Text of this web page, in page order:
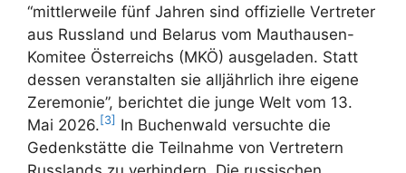
“mittlerweile fünf Jahren sind offizielle Vertreter
aus Russland und Belarus vom Mauthausen-
Komitee Österreichs (MKÖ) ausgeladen. Statt
dessen veranstalten sie alljährlich ihre eigene
Zeremonie”, berichtet die junge Welt vom 13.
Mai 2026. [3] In Buchenwald versuchte die
Gedenkstätte die Teilnahme von Vertretern